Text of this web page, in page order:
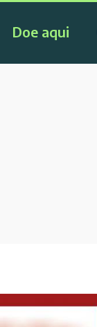
Doe aqui